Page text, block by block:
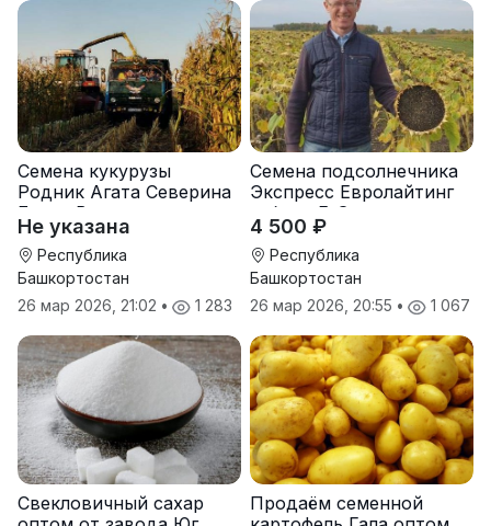
Семена кукурузы
Родник Агата Северина
Берта Вилора
Прохладненский Дарина
Росс Машук Катерина
Не указана
Республика
Башкортостан
26 мар 2026, 21:02 • 1 283
Семена подсолнечника
Экспресс Евролайтинг
гибрид F-G+
4 500 ₽
Республика
Башкортостан
26 мар 2026, 20:55 • 1 067
Свекловичный сахар
Продаём семенной